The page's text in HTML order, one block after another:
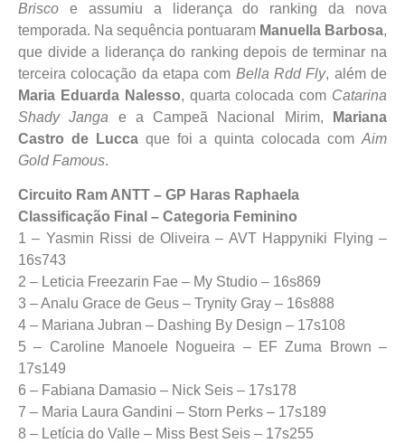
Brisco e assumiu a liderança do ranking da nova
temporada. Na sequência pontuaram Manuella Barbosa,
que divide a liderança do ranking depois de terminar na
terceira colocação da etapa com Bella Rdd Fly, além de
Maria Eduarda Nalesso, quarta colocada com Catarina
Shady Janga e a Campeã Nacional Mirim,
Mariana
Castro de Luccaque foi a quinta colocada comAim
Gold Famous.
Circuito Ram ANTT – GP Haras Raphaela
Classificação Final – Categoria Feminino
1 – Yasmin Rissi de Oliveira – AVT Happyniki Flying –
16s743
2 – Leticia Freezarin Fae – My Studio – 16s869
3 – Analu Grace de Geus – Trynity Gray – 16s888
4 – Mariana Jubran – Dashing By Design – 17s108
5 – Caroline Manoele Nogueira – EF Zuma Brown –
17s149
6 – Fabiana Damasio – Nick Seis – 17s178
7 – Maria Laura Gandini – Storn Perks – 17s189
8 – Letícia do Valle – Miss Best Seis – 17s255